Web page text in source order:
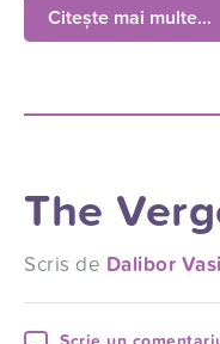
Citește mai multe...
The
Scris de Dalibor